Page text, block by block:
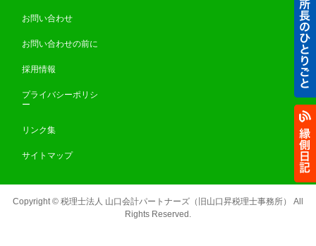
お問い合わせ
お問い合わせの前に
採用情報
プライバシーポリシ
ー
リンク集
サイトマップ
Copyright © 税理士法人 山口会計パートナーズ（旧山口昇税理士事務所）
All
Rights Reserved.